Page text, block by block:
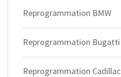
Reprogrammation BMW
Reprogrammation Bugatti
Reprogrammation Cadillac